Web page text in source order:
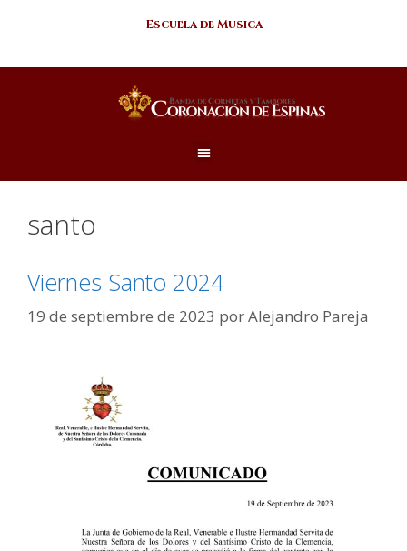
Escuela de Musica
santo
Viernes Santo 2024
19 de septiembre de 2023 porAlejandro Pareja